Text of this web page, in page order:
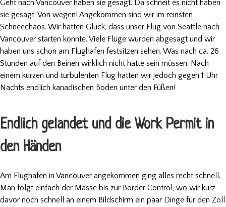
Geht nach Vancouver haben sie gesagt. Da schneit es nicht haben
sie gesagt. Von wegen! Angekommen sind wir im reinsten
Schneechaos. Wir hatten Glück, dass unser Flug von Seattle nach
Vancouver starten konnte. Viele Flüge wurden abgesagt und wir
haben uns schon am Flughafen festsitzen sehen. Was nach ca. 26
Stunden auf den Beinen wirklich nicht hätte sein müssen. Nach
einem kurzen und turbulenten Flug hatten wir jedoch gegen 1 Uhr
Nachts endlich kanadischen Boden unter den Füßen!
Endlich gelandet und die Work Permit in
den Händen
Am Flughafen in Vancouver angekommen ging alles recht schnell.
Man folgt einfach der Masse bis zur Border Control, wo wir kurz
davor noch schnell an einem Bildschirm ein paar Dinge für den Zoll